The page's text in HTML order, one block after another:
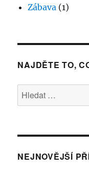
Zábava (1)
NAJDĚTE TO,
Hledat:
NEJNOVĚJŠÍ